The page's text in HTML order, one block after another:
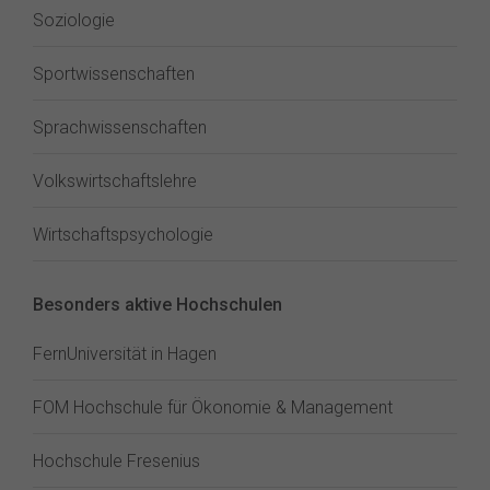
Soziologie
Sportwissenschaften
Sprachwissenschaften
Volkswirtschaftslehre
Wirtschaftspsychologie
Besonders aktive Hochschulen
FernUniversität in Hagen
FOM Hochschule für Ökonomie & Management
Hochschule Fresenius